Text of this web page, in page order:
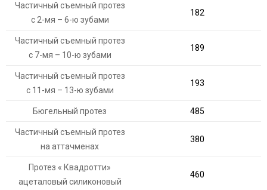
Частичный съемный протез
с 2-мя – 6-ю зубами
182
Частичный съемный протез
с 7-мя – 10-ю зубами
189
Частичный съемный протез
с 11-мя – 13-ю зубами
193
Бюгельный протез 485
Частичный съемный протез
на аттачменах
380
Протез « Квадротти»
ацеталовый силиконовый
460